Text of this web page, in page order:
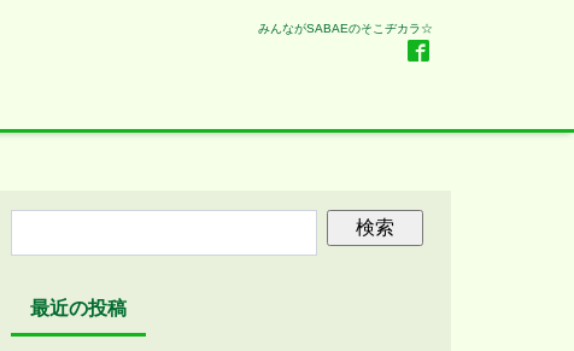
みんながSABAEのそこヂカラ☆
最近の投稿